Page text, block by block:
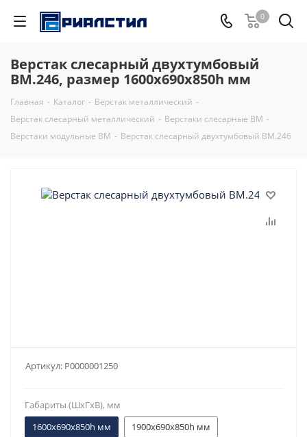
0
Верстак слесарный двухтумбовый
ВМ.246, размер 1600х690х850h мм
Главная - Каталог - Верстак металлический -
Верстак слесарный металлический - Верстаки слесарные ВМ -
Верстаки модульные ВМ - Верстак слесарный двухтумбовый ВМ.246
Артикул: Р0000001250
Габариты (ШxГxВ), мм
1600х690х850h мм
1900х690х850h мм